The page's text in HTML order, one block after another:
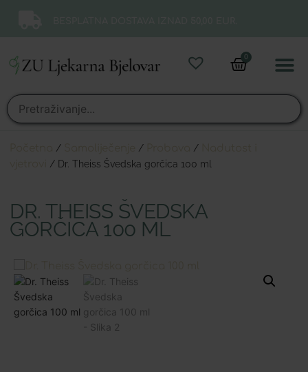
0
/ / /
/ Dr. Theiss Švedska gorčica 100 ml
DR. THEISS ŠVEDSKA
GORČICA 100 ML